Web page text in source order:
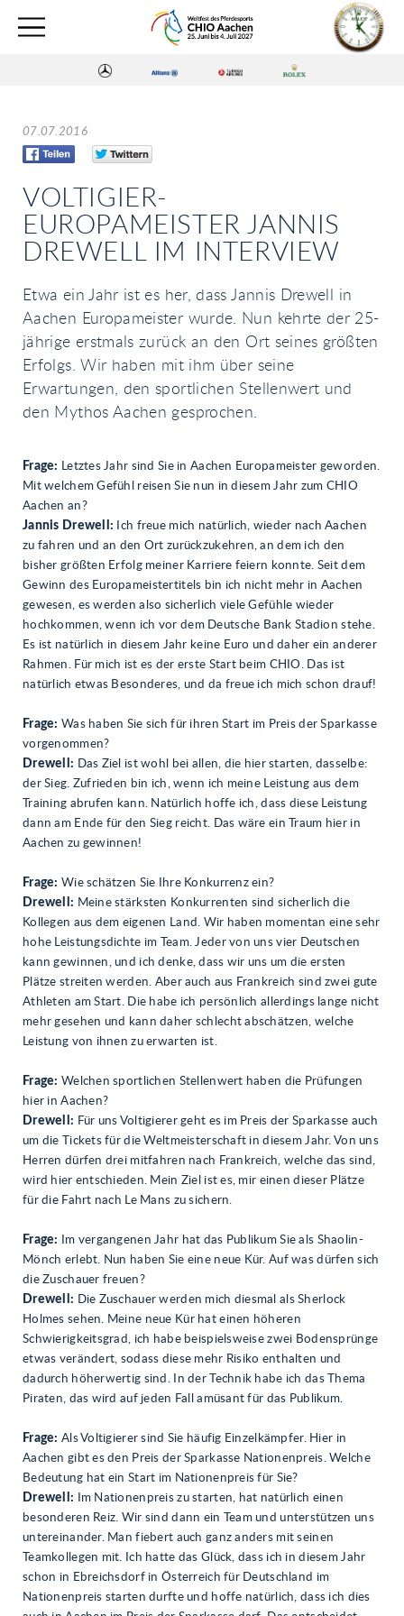
07.07.2016
VOLTIGIER-
EUROPAMEISTER JANNIS
DREWELL IM INTERVIEW
Etwa ein Jahr ist es her, dass Jannis Drewell in
Aachen Europameister wurde. Nun kehrte der 25-
jährige erstmals zurück an den Ort seines größten
Erfolgs. Wir haben mit ihm über seine
Erwartungen, den sportlichen Stellenwert und
den Mythos Aachen gesprochen.
Frage: Letztes Jahr sind Sie in Aachen Europameister geworden.
Mit welchem Gefühl reisen Sie nun in diesem Jahr zum CHIO
Aachen an?
Jannis Drewell: Ich freue mich natürlich, wieder nach Aachen
zu fahren und an den Ort zurückzukehren, an dem ich den
bisher größten Erfolg meiner Karriere feiern konnte. Seit dem
Gewinn des Europameistertitels bin ich nicht mehr in Aachen
gewesen, es werden also sicherlich viele Gefühle wieder
hochkommen, wenn ich vor dem Deutsche Bank Stadion stehe.
Es ist natürlich in diesem Jahr keine Euro und daher ein anderer
Rahmen. Für mich ist es der erste Start beim CHIO. Das ist
natürlich etwas Besonderes, und da freue ich mich schon drauf!
Frage: Was haben Sie sich für ihren Start im Preis der Sparkasse
vorgenommen?
Drewell: Das Ziel ist wohl bei allen, die hier starten, dasselbe:
der Sieg. Zufrieden bin ich, wenn ich meine Leistung aus dem
Training abrufen kann. Natürlich hoffe ich, dass diese Leistung
dann am Ende für den Sieg reicht. Das wäre ein Traum hier in
Aachen zu gewinnen!
Frage: Wie schätzen Sie Ihre Konkurrenz ein?
Drewell: Meine stärksten Konkurrenten sind sicherlich die
Kollegen aus dem eigenen Land. Wir haben momentan eine sehr
hohe Leistungsdichte im Team. Jeder von uns vier Deutschen
kann gewinnen, und ich denke, dass wir uns um die ersten
Plätze streiten werden. Aber auch aus Frankreich sind zwei gute
Athleten am Start. Die habe ich persönlich allerdings lange nicht
mehr gesehen und kann daher schlecht abschätzen, welche
Leistung von ihnen zu erwarten ist.
Frage: Welchen sportlichen Stellenwert haben die Prüfungen
hier in Aachen?
Drewell: Für uns Voltigierer geht es im Preis der Sparkasse auch
um die Tickets für die Weltmeisterschaft in diesem Jahr. Von uns
Herren dürfen drei mitfahren nach Frankreich, welche das sind,
wird hier entschieden. Mein Ziel ist es, mir einen dieser Plätze
für die Fahrt nach Le Mans zu sichern.
Frage:
Im vergangenen Jahr hat das Publikum Sie als Shaolin-
Mönch erlebt. Nun haben Sie eine neue Kür. Auf was dürfen sich
die Zuschauer freuen?
Drewell: Die Zuschauer werden mich diesmal als Sherlock
Holmes sehen. Meine neue Kür hat einen höheren
Schwierigkeitsgrad, ich habe beispielsweise zwei Bodensprünge
etwas verändert, sodass diese mehr Risiko enthalten und
dadurch höherwertig sind. In der Technik habe ich das Thema
Piraten, das wird auf jeden Fall amüsant für das Publikum.
Frage: Als Voltigierer sind Sie häufig Einzelkämpfer. Hier in
Aachen gibt es den Preis der Sparkasse Nationenpreis. Welche
Bedeutung hat ein Start im Nationenpreis für Sie?
Drewell: Im Nationenpreis zu starten, hat natürlich einen
besonderen Reiz. Wir sind dann ein Team und unterstützen uns
untereinander. Man fiebert auch ganz anders mit seinen
Teamkollegen mit. Ich hatte das Glück, dass ich in diesem Jahr
schon in Ebreichsdorf in Österreich für Deutschland im
Nationenpreis starten durfte und hoffe natürlich, dass ich dies